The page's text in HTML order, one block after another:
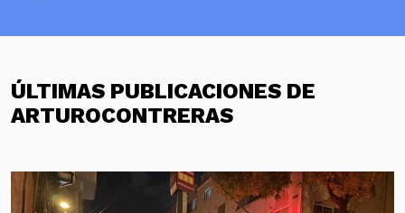
ÚLTIMAS PUBLICACIONES DE
ARTUROCONTRERAS